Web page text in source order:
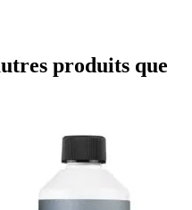
produits que